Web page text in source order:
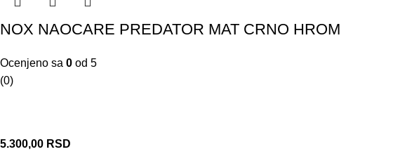
NOX NAOCARE PREDATOR MAT CRNO HROM
Ocenjeno sa 0 od 5
(0)
5.300,00 RSD